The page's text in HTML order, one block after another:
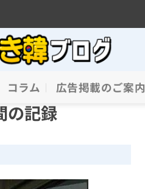
コラム 広告掲載のご案内
の記録